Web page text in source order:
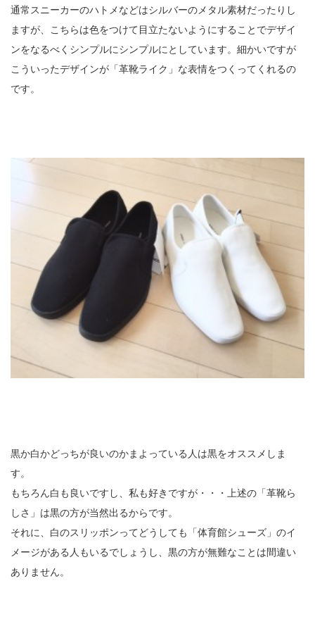
通常スニーカーのハトメなどはシルバーのメタル素材だったりし
ますが、こちらは色をつけて目立たないようにすることでデザイ
ンをなるべくシンプルにシンプルにとしています。細かいですが
こういったデザインが「革靴ライク」な表情をつくってくれるの
です。
黒か白かどっちが良いのかまよっている人は黒をオススメしま
す。
もちろん白も良いですし、私も好きですが・・・上述の「革靴ら
しさ」は黒の方が当然出るからです。
それに、白のスリッポンってどうしても「体育館シューズ」のイ
メージがある人もいるでしょうし、黒の方が無難なことは間違い
ありません。